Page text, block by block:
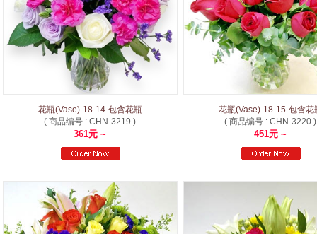
花瓶(Vase)-18-14-包含花瓶
( 商品编号 : CHN-3219 )
361元 ~
花瓶(Vase)-18-15-包含花
( 商品编号 : CHN-3220 )
451元 ~